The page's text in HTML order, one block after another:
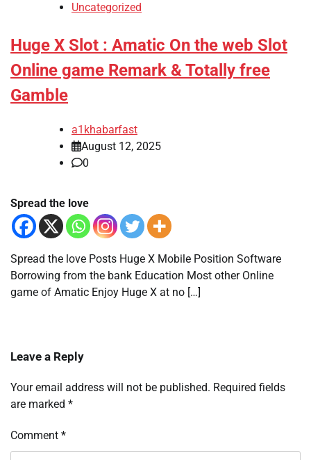
Uncategorized
Huge X Slot : Amatic On the web Slot
Online game Remark & Totally free
Gamble
a1khabarfast
August 12, 2025
0
Spread the love
Spread the love Posts Huge X Mobile Position Software
Borrowing from the bank Education Most other Online
game of Amatic Enjoy Huge X at no […]
Leave a Reply
Your email address will not be published. Required fields
are marked *
Comment *